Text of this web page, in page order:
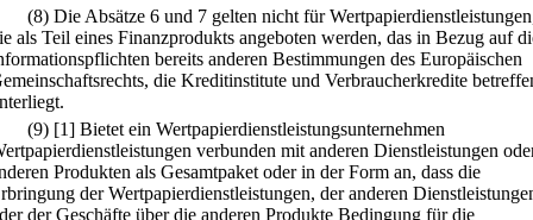
(8) Die Absätze 6 und 7 gelten nicht für
als Teil eines Finanzprodukts angeboten werden, das in Bezug auf
bereits anderen Bestimmungen des Europäischen
die Kreditinstitute und Verbraucherkredite
(9) [1] Bietet ein Wertpapierdienstleistungsunternehmen
verbunden mit anderen Dienstleistungen
Produkten als Gesamtpaket oder in der Form an, dass die
der Wertpapierdienstleistungen, der anderen
der Geschäfte über die anderen Produkte Bedingung für die